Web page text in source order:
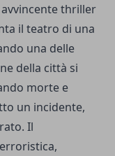
thriller
il teatro di una
una delle
della città si
morte e
un incidente,
Il